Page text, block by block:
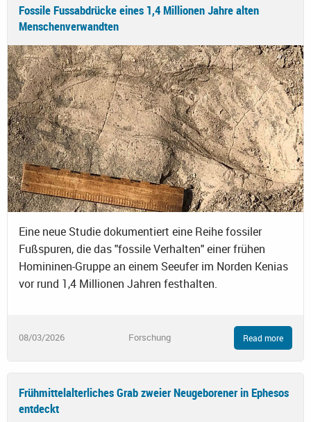
Fossile Fussabdrücke eines 1,4 Millionen Jahre alten
Menschenverwandten
Eine neue Studie dokumentiert eine Reihe fossiler
Fußspuren, die das "fossile Verhalten" einer frühen
Homininen-Gruppe an einem Seeufer im Norden Kenias
vor rund 1,4 Millionen Jahren festhalten.
08/03/2026 Forschung Read more
Frühmittelalterliches Grab zweier Neugeborener in Ephesos
entdeckt